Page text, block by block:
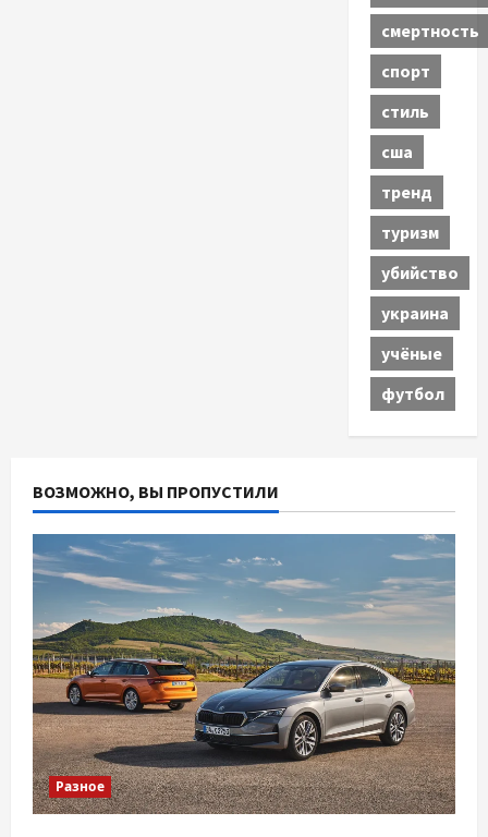
смертность
спорт
стиль
сша
тренд
туризм
убийство
украина
учёные
футбол
ВОЗМОЖНО, ВЫ ПРОПУСТИЛИ
Разное